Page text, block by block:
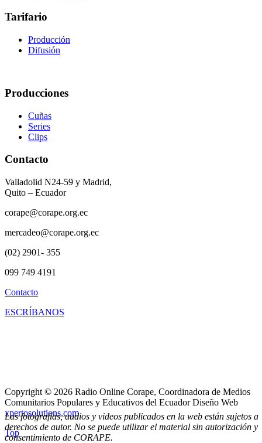
Las fotografías, audios y videos publicados en la web están sujetos a
derechos de autor. No se puede utilizar el material sin autorización y
consentimiento de CORAPE.
Tarifario
Producción
Difusión
Producciones
Cuñas
Series
Clips
Contacto
Valladolid N24-59 y Madrid,
Quito – Ecuador
corape@corape.org.ec
mercadeo@corape.org.ec
(02) 2901- 355
099 749 4191
Contacto
ESCRÍBANOS
Copyright © 2026 Radio Online Corape, Coordinadora de Medios
Comunitarios Populares y Educativos del Ecuador Diseño Web
xpertosolutions.com
Top